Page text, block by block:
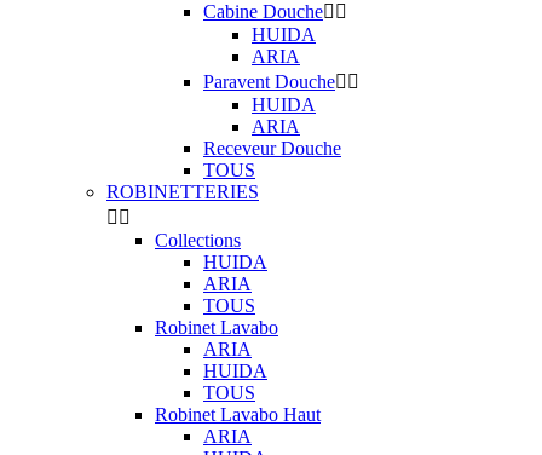
Cabine Douche 
HUIDA
ARIA
Paravent Douche 
HUIDA
ARIA
Receveur Douche
TOUS
ROBINETTERIES
 
Collections
HUIDA
ARIA
TOUS
Robinet Lavabo
ARIA
HUIDA
TOUS
Robinet Lavabo Haut
ARIA